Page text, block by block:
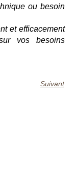
ou besoin
et efficacement
vos besoins
Suivant